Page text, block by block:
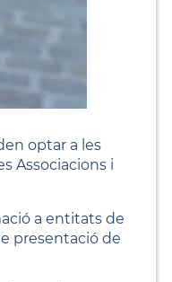
optar a les
Associacions i
a entitats de
presentació de